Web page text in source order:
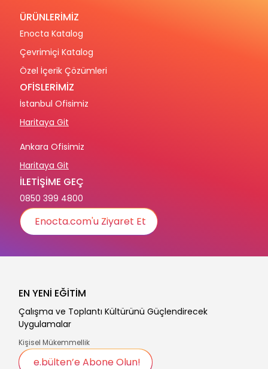
ÜRÜNLERİMİZ
Enocta Katalog
Çevrimiçi Katalog
Özel İçerik Çözümleri
OFİSLERİMİZ
İstanbul Ofisimiz
Haritaya Git
Ankara Ofisimiz
Haritaya Git
İLETİŞİME GEÇ
0850 399 4800
Enocta.com'u Ziyaret Et
EN YENİ EĞİTİM
Çalışma ve Toplantı Kültürünü Güçlendirecek
Uygulamalar
Kişisel Mükemmellik
e.bülten’e Abone Olun!